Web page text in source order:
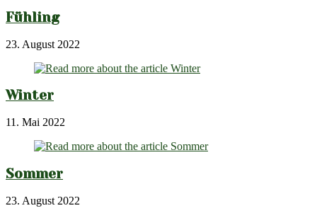
Fühling
23. August 2022
Winter
11. Mai 2022
Sommer
23. August 2022